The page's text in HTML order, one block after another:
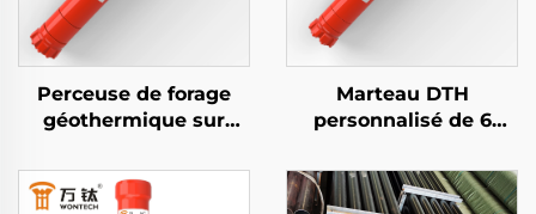
Perceuse de forage
géothermique sur
pour puits d'eau, pieux
de 8 pouces DHD380
Marteau DTH
personnalisé de 6
SD60 API 3 1/2 REG PIN
Wontech pour puits